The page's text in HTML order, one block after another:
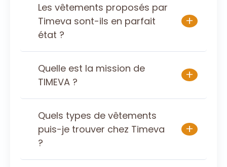
Les vêtements proposés par
Timeva sont-ils en parfait
état ?
+
Quelle est la mission de
TIMEVA ?
+
Quels types de vêtements
puis-je trouver chez Timeva
?
+